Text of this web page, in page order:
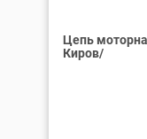
Цепь
Киров/